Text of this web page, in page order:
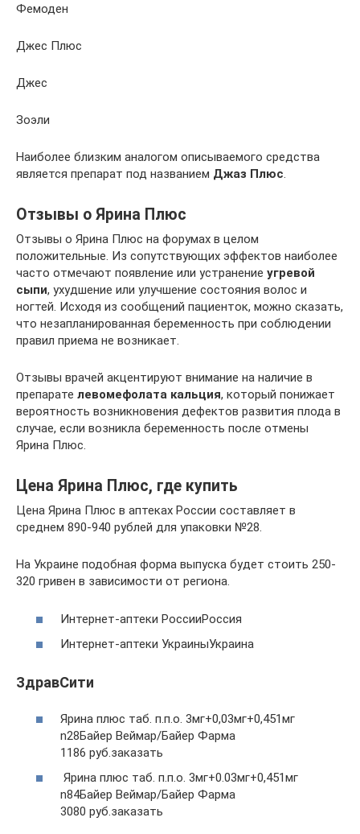
Фемоден
Джес Плюс
Джес
Зоэли
Наиболее близким аналогом описываемого средства
является препарат под названием Джаз Плюс.
Отзывы о Ярина Плюс
Отзывы о Ярина Плюс на форумах в целом
положительные. Из сопутствующих эффектов наиболее
часто отмечают появление или устранение угревой
сыпи, ухудшение или улучшение состояния волос и
ногтей. Исходя из сообщений пациенток, можно сказать,
что незапланированная беременность при соблюдении
правил приема не возникает.
Отзывы врачей акцентируют внимание на наличие в
препарате левомефолата кальция, который понижает
вероятность возникновения дефектов развития плода в
случае, если возникла беременность после отмены
Ярина Плюс.
Цена Ярина Плюс, где купить
Цена Ярина Плюс в аптеках России составляет в
среднем 890-940 рублей для упаковки №28.
На Украине подобная форма выпуска будет стоить 250-
320 гривен в зависимости от региона.
Интернет-аптеки РоссииРоссия
Интернет-аптеки УкраиныУкраина
ЗдравСити
Ярина плюс таб. п.п.о. 3мг+0,03мг+0,451мг
n28Байер Веймар/Байер Фарма
1186 руб.заказать
Ярина плюс таб. п.п.о. 3мг+0.03мг+0,451мг
n84Байер Веймар/Байер Фарма
3080 руб.заказать